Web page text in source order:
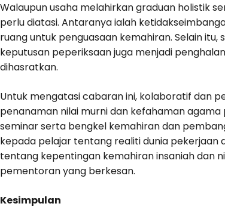
Walaupun usaha melahirkan graduan holistik
perlu diatasi. Antaranya ialah
ruang untuk penguasaan kemahiran. Selain
keputusan peperiksaan juga menjadi
dihasratkan.
Untuk mengatasi cabaran ini, kolaboratif dan
penanaman nilai murni dan kefahaman
seminar serta bengkel kemahiran dan
kepada pelajar tentang realiti dunia pekerjaan
tentang kepentingan kemahiran insaniah dan
pementoran yang berkesan.
Kesimpulan